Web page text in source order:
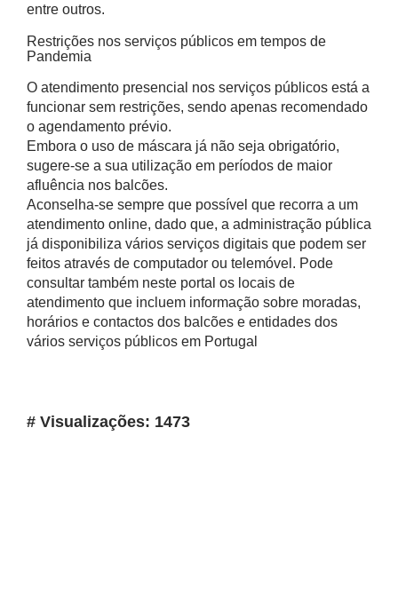
entre outros.
Restrições nos serviços públicos em tempos de
Pandemia
O atendimento presencial nos serviços públicos está a
funcionar sem restrições, sendo apenas recomendado
o agendamento prévio.
Embora o uso de máscara já não seja obrigatório,
sugere-se a sua utilização em períodos de maior
afluência nos balcões.
Aconselha-se sempre que possível que recorra a um
atendimento online, dado que, a administração pública
já disponibiliza vários serviços digitais que podem ser
feitos através de computador ou telemóvel. Pode
consultar também neste portal os locais de
atendimento que incluem informação sobre moradas,
horários e contactos dos balcões e entidades dos
vários serviços públicos em Portugal
# Visualizações: 1473